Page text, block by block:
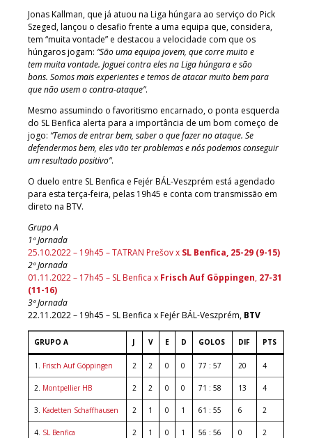
Jonas Kallman, que já atuou na Liga húngara ao serviço do Pick
Szeged, lançou o desafio frente a uma equipa que, considera,
tem “muita vontade” e destacou a velocidade com que os
húngaros jogam: “São uma equipa jovem, que corre muito e
tem muita vontade. Joguei contra eles na Liga húngara e são
bons. Somos mais experientes e temos de atacar muito bem para
que não usem o contra-ataque”.
Mesmo assumindo o favoritismo encarnado, o ponta esquerda
do SL Benfica alerta para a importância de um bom começo de
jogo: “Temos de entrar bem, saber o que fazer no ataque. Se
defendermos bem, eles vão ter problemas e nós podemos conseguir
um resultado positivo”.
O duelo entre SL Benfica e Fejér BÁL-Veszprém está agendado
para esta terça-feira, pelas 19h45 e conta com transmissão em
direto na BTV.
Grupo A
1ª Jornada
25.10.2022 – 19h45 – TATRAN Prešov x SL Benfica, 25-29 (9-15)
2ª Jornada
01.11.2022 – 17h45 – SL Benfica x Frisch Auf Göppingen, 27-31
(11-16)
3ª Jornada
22.11.2022 – 19h45 – SL Benfica x Fejér BÁL-Veszprém, BTV
GRUPO A J V E D GOLOS DIF PTS
1. Frisch Auf Göppingen 2 2 0 0 77 : 57 20 4
2. Montpellier HB 2 2 0 0 71 : 58 13 4
3. Kadetten Schaffhausen 2 1 0 1 61 : 55 6 2
4. SL Benfica 2 1 0 1 56 : 56 0 2